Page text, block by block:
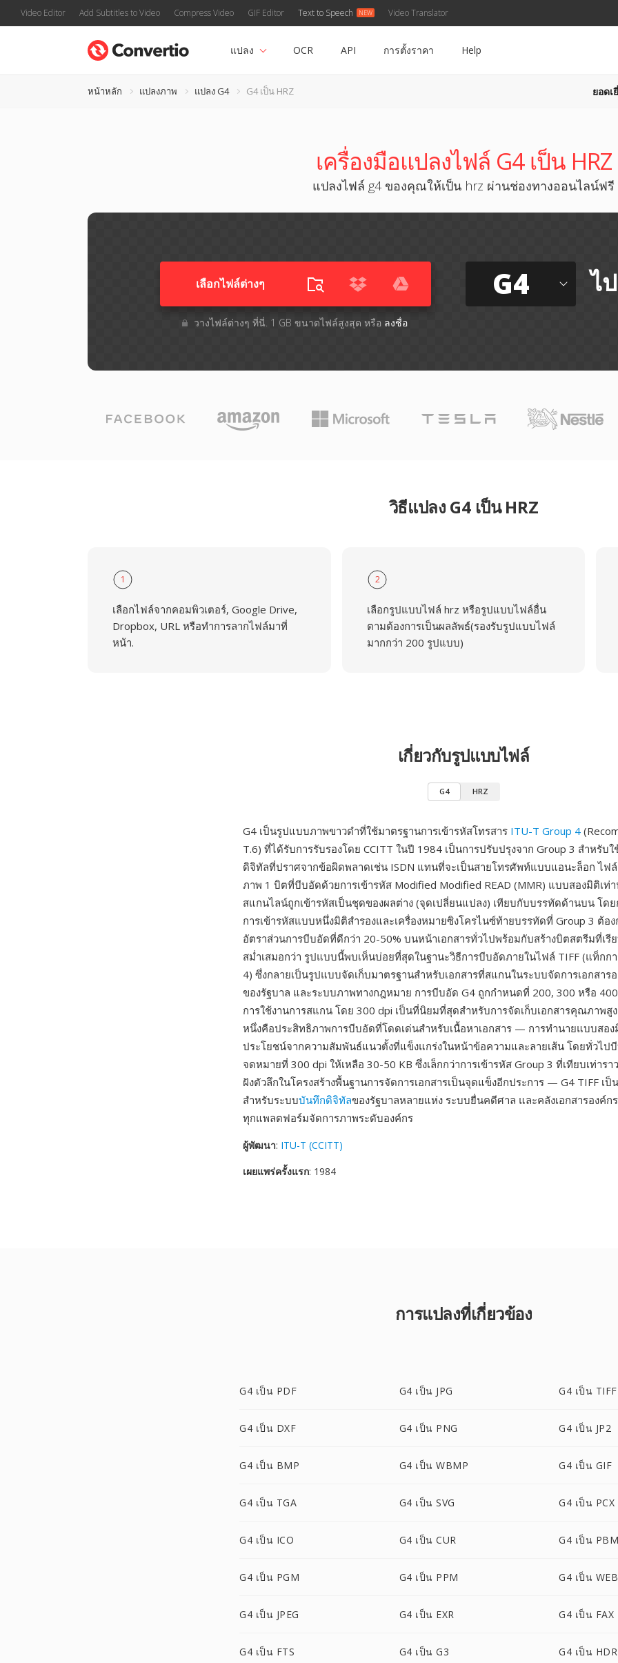
Video Editor Add Subtitles to Video Compress Video GIF Editor Text to Speech Video Translator
แปลง OCR API การตั้งราคา Help
หน้าหลัก แปลงภาพ แปลง G4 G4 เป็น HRZ ยอดเ
เครื่องมือแปลงไฟล์ G4 เป็น HRZ
แปลงไฟล์ g4 ของคุณให้เป็น hrz ผ่านช่องทางออนไลน์ฟรี
เลือกไฟล์ต่างๆ​
วางไฟล์ต่างๆ​ ที่นี่. 1 GB ขนาดไฟล์สูงสุด หรือ ลงชื่อ
G4 ไ
วิธีแปลง G4 เป็น HRZ
1
เลือกไฟล์จากคอมพิวเตอร์, Google Drive,
Dropbox, URL หรือทำการลากไฟล์มาที่
หน้า.
2
เลือกรูปแบบไฟล์ hrz หรือรูปแบบไฟล์อื่น
ตามต้องการเป็นผลลัพธ์(รองรับรูปแบบไฟล์
มากกว่า 200 รูปแบบ)
เกี่ยวกับรูปแบบไฟล์
G4 HRZ
G4 เป็นรูปแบบภาพขาวดำที่ใช้มาตรฐานการเข้ารหัสโทรสาร ITU-T Group 4
T.6) ที่ได้รับการรับรองโดย CCITT ในปี 1984 เป็นการปรับปรุงจาก Group 3 สำหรับ
ดิจิทัลที่ปราศจากข้อผิดพลาดเช่น ISDN แทนที่จะเป็นสายโทรศัพท์แบบแอนะล็อก ไฟ
ภาพ 1 บิตที่บีบอัดด้วยการเข้ารหัส Modified Modified READ (MMR) แบบสองมิติเท่
สแกนไลน์ถูกเข้ารหัสเป็นชุดของผลต่าง (จุดเปลี่ยนแปลง) เทียบกับบรรทัดด้านบน โด
การเข้ารหัสแบบหนึ่งมิติสำรองและเครื่องหมายซิงโครไนซ์ท้ายบรรทัดที่ Group 3 ต้อง
อัตราส่วนการบีบอัดที่ดีกว่า 20-50% บนหน้าเอกสารทั่วไปพร้อมกับสร้างบิตสตรีมที่เรี
สม่ำเสมอกว่า รูปแบบนี้พบเห็นบ่อยที่สุดในฐานะวิธีการบีบอัดภายในไฟล์ TIFF (แท็กก
4) ซึ่งกลายเป็นรูปแบบจัดเก็บมาตรฐานสำหรับเอกสารที่สแกนในระบบจัดการเอกสาร
ของรัฐบาล และระบบภาพทางกฎหมาย การบีบอัด G4 ถูกกำหนดที่ 200, 300 หรือ
การใช้งานการสแกน โดย 300 dpi เป็นที่นิยมที่สุดสำหรับการจัดเก็บเอกสารคุณภาพสู
หนึ่งคือประสิทธิภาพการบีบอัดที่โดดเด่นสำหรับเนื้อหาเอกสาร — การทำนายแบบสอง
ประโยชน์จากความสัมพันธ์แนวตั้งที่แข็งแกร่งในหน้าข้อความและลายเส้น โดยทั่วไป
จดหมายที่ 300 dpi ให้เหลือ 30-50 KB ซึ่งเล็กกว่าการเข้ารหัส Group 3 ที่เทียบเท่ารา
ฝังตัวลึกในโครงสร้างพื้นฐานการจัดการเอกสารเป็นจุดแข็งอีกประการ — G4 TIFF เ
สำหรับระบบบันทึกดิจิทัลของรัฐบาลหลายแห่ง ระบบยื่นคดีศาล และคลังเอกสารองค์ก
ทุกแพลตฟอร์มจัดการภาพระดับองค์กร
ผู้พัฒนา: ITU-T (CCITT)
เผยแพร่ครั้งแรก: 1984
การแปลงที่เกี่ยวข้อง
G4 เป็น PDF G4 เป็น JPG G4 เป็น TIFF
G4 เป็น DXF G4 เป็น PNG G4 เป็น JP2
G4 เป็น BMP G4 เป็น WBMP G4 เป็น GIF
G4 เป็น TGA G4 เป็น SVG G4 เป็น PCX
G4 เป็น ICO G4 เป็น CUR G4 เป็น
G4 เป็น PGM G4 เป็น PPM G4 เป็น
G4 เป็น JPEG G4 เป็น EXR G4 เป็น FAX
G4 เป็น FTS G4 เป็น G3 G4 เป็น HDR